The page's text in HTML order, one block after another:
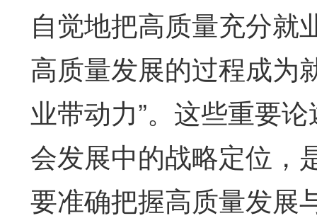
自觉地把高质量充分就
高质量发展的过程成为
业带动力”。这些重要
会发展中的战略定位，
要准确把握高质量发展